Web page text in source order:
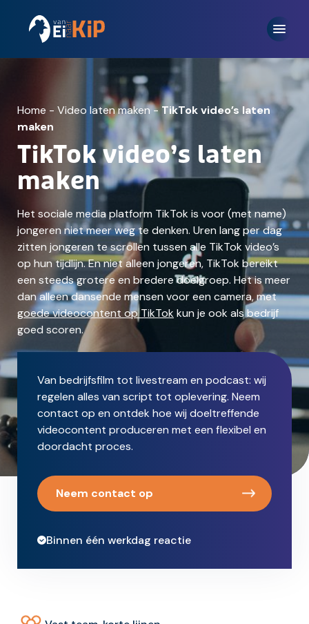
Home - Video laten maken-TikTok video’s laten
maken
TikTok video’s laten
maken
Het sociale media platform TikTok is voor (met name)
jongeren niet meer weg te denken. Uren lang per dag
zitten jongeren te scrollen tussen alle TikTok video’s
op hun tijdlijn. En niet alleen jongeren, TikTok bereikt
een steeds grotere en bredere doelgroep. Het is meer
dan alleen dansende mensen voor een camera, met
goede videocontent op TikTokkun je ook als bedrijf
goed scoren.
Van bedrijfsfilm tot livestream en podcast: wij
regelen alles van script tot oplevering. Neem
contact op en ontdek hoe wij doeltreffende
videocontent produceren met een flexibel en
doordacht proces.
Neem contact op
Binnen één werkdag reactie